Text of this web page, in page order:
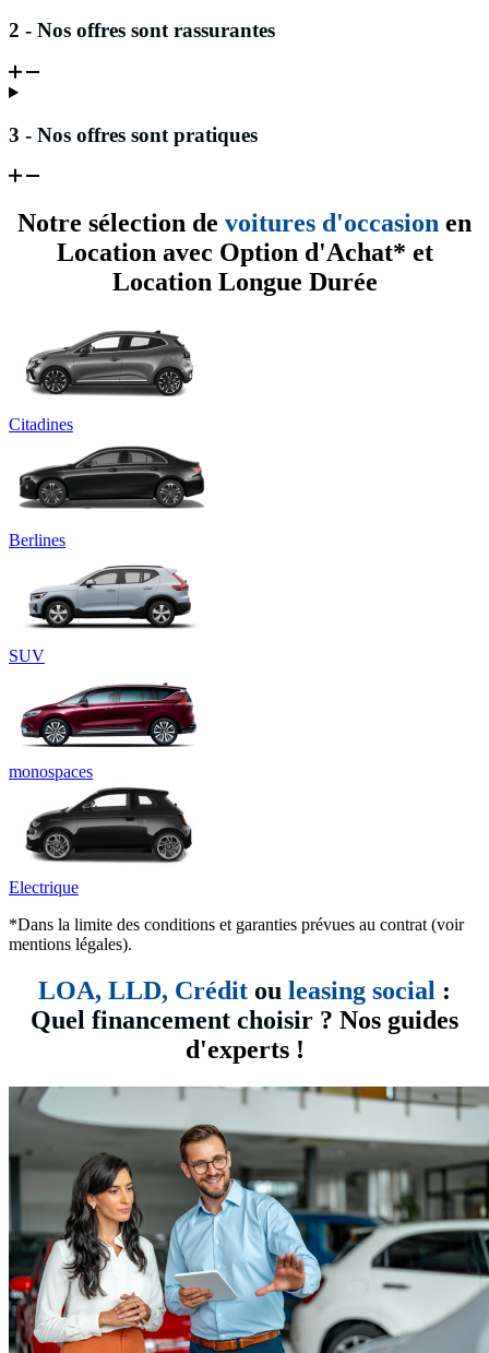
2 - Nos offres sont rassurantes
3 - Nos offres sont pratiques
Notre sélection de voitures d'occasion en
Location avec Option d'Achat* et
Location Longue Durée
Citadines
Berlines
SUV
monospaces
Electrique
*Dans la limite des conditions et garanties prévues au contrat (voir
mentions légales).
LOA, LLD, Crédit ou leasing social :
Quel financement choisir ? Nos guides
d'experts !